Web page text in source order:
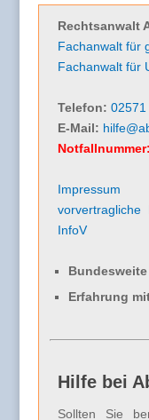
Rechtsanwalt
Fachanwalt für
Fachanwalt für
Telefon:
E-Mail:
Notfallnummer:
Impressum
vorvertragliche
InfoV
Erfahrung
Hilfe bei
Sollten Sie